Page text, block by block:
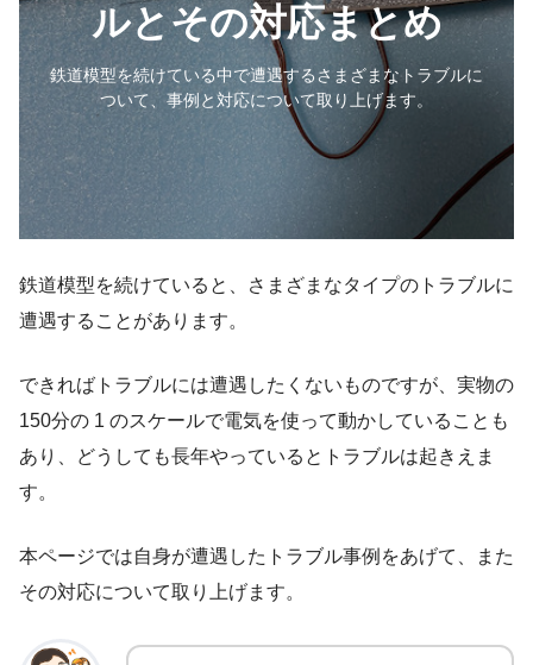
ルとその対応まとめ
鉄道模型を続けている中で遭遇するさまざまなトラブルに
ついて、事例と対応について取り上げます。
鉄道模型を続けていると、さまざまなタイプのトラブルに
遭遇することがあります。
できればトラブルには遭遇したくないものですが、実物の
150分の 1 のスケールで電気を使って動かしていることも
あり、どうしても長年やっているとトラブルは起きえま
す。
本ページでは自身が遭遇したトラブル事例をあげて、また
その対応について取り上げます。